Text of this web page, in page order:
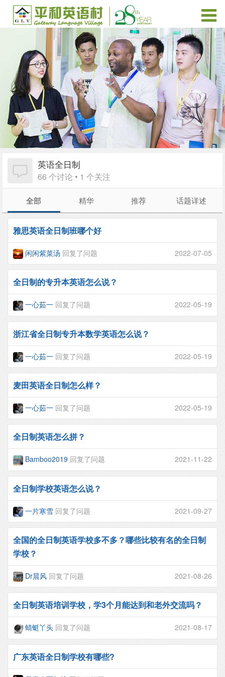
英语全日制
66 个讨论 • 1 个关注
全部 精华 推荐 话题详述
雅思英语全日制班哪个好
闲闲紫菜汤 回复了问题 2022-07-05
全日制的专升本英语怎么说？
一心茹一 回复了问题 2022-05-19
浙江省全日制专升本数学英语怎么说？
一心茹一 回复了问题 2022-05-19
麦田英语全日制怎么样？
一心茹一 回复了问题 2022-05-19
全日制英语怎么拼？
Bamboo2019 回复了问题 2021-11-22
全日制学校英语怎么说？
一片寒雪 回复了问题 2021-09-27
全国的全日制英语学校多不多？哪些比较有名的全日制
学校？
Dr晨风 回复了问题 2021-08-26
全日制英语培训学校，学3个月能达到和老外交流吗？
蜻蜓丫头 回复了问题 2021-08-17
广东英语全日制学校有哪些?